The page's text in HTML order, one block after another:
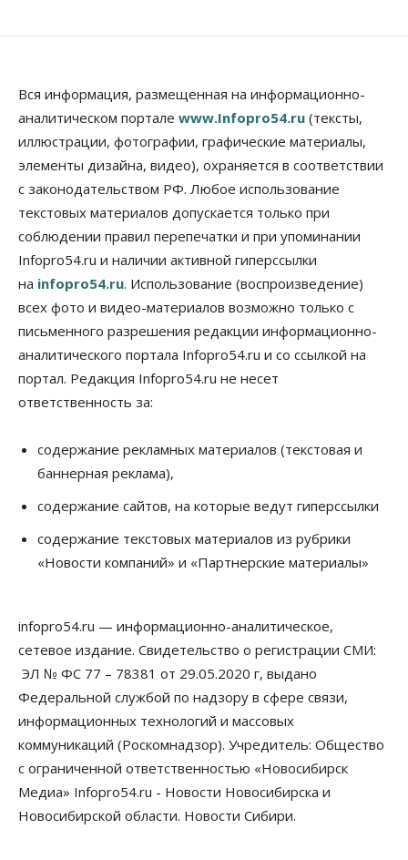
Бизнес
Правительство России продлило разрешение на
выпуск бензина «Евро-3»
06 Августа 2026, 14:00
Общество
«За тех, у кого от 270 баллов,
настоящая борьба»: вузы настойчиво
обзванивают новосибирских высокобалльников
перед зачислением
06 Августа 2026, 13:00
Власть
Режим ЧС ввели в Омской области из-за засухи
06 Августа 2026, 12:15
Новосибирск готовится к визиту Владимира
Путина
Бизнес Недвижимость Общество
Росреестр назвал главные причины
06 Августа 2026, 12:00
Телекоммуникации
В 16 населённых пунктах Мошковского района
Бизнес Право&Порядок
Злоумышленники опять атакуют
новосибирские компании через электронную
почту
06 Августа 2026, 11:00
Общество
Медики готовятся к второму пику активности
клещей в Новосибирской области
06 Августа 2026, 10:00
Вся информация, размещенная на информационно-
аналитическом портале www.Infopro54.ru (тексты,
иллюстрации, фотографии, графические материалы,
элементы дизайна, видео), охраняется в соответствии
с законодательством РФ. Любое использование
текстовых материалов допускается только при
соблюдении правил перепечатки и при упоминании
Infopro54.ru и наличии активной гиперссылки
на infopro54.ru. Использование (воспроизведение)
всех фото и видео-материалов возможно только с
письменного разрешения редакции информационно-
аналитического портала Infopro54.ru и со ссылкой на
портал. Редакция Infopro54.ru не несет
ответственность за:
содержание рекламных материалов (текстовая и
баннерная реклама),
содержание сайтов, на которые ведут гиперссылки
содержание текстовых материалов из рубрики
«Новости компаний» и «Партнерские материалы»
infopro54.ru — информационно-аналитическое,
сетевое издание. Свидетельство о регистрации СМИ:
ЭЛ № ФС 77 – 78381 от 29.05.2020 г, выдано
Федеральной службой по надзору в сфере связи,
информационных технологий и массовых
коммуникаций (Роскомнадзор). Учредитель: Общество
с ограниченной ответственностью «Новосибирск
Медиа» Infopro54.ru - Новости Новосибирска и
Новосибирской области. Новости Сибири.